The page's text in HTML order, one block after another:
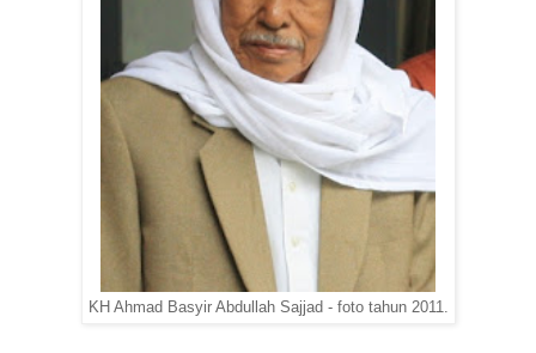
KH Ahmad Basyir Abdullah Sajjad - foto tahun 2011.